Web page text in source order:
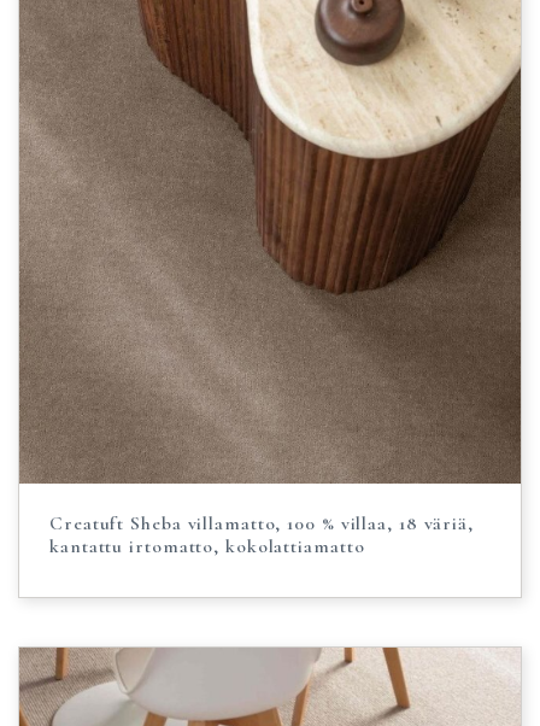
Creatuft Sheba villamatto, 100 % villaa, 18 väriä,
kantattu irtomatto, kokolattiamatto